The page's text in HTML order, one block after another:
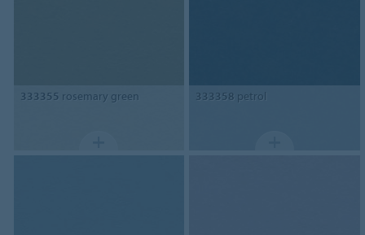
333355 rosemary green 333358 petrol